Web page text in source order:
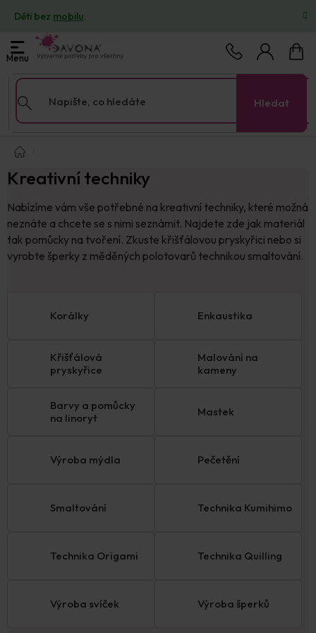
obsah
Děti bez mobilu.
Hledat
košík
Kreativní techniky
Nabízíme vám vše potřebné na kreativní techniky, které možná
neznáte a chcete se s nimi seznámit. Najdete zde jak materiál
tak pomůcky na tvoření. Zkuste křišťálovou pryskyřici nebo si
vyrobte šperky z měděných polotovarů technikou smaltování.
Korálky Enkaustika
Křišťálová
pryskyřice
Malování na
kameny
Barvy a pomůcky
na linoryt
Mastek
Výroba mýdla Pečetění
Smaltování Technika Kumihimo
Technika Origami Technika Quilling
Výroba svíček Výroba šperků